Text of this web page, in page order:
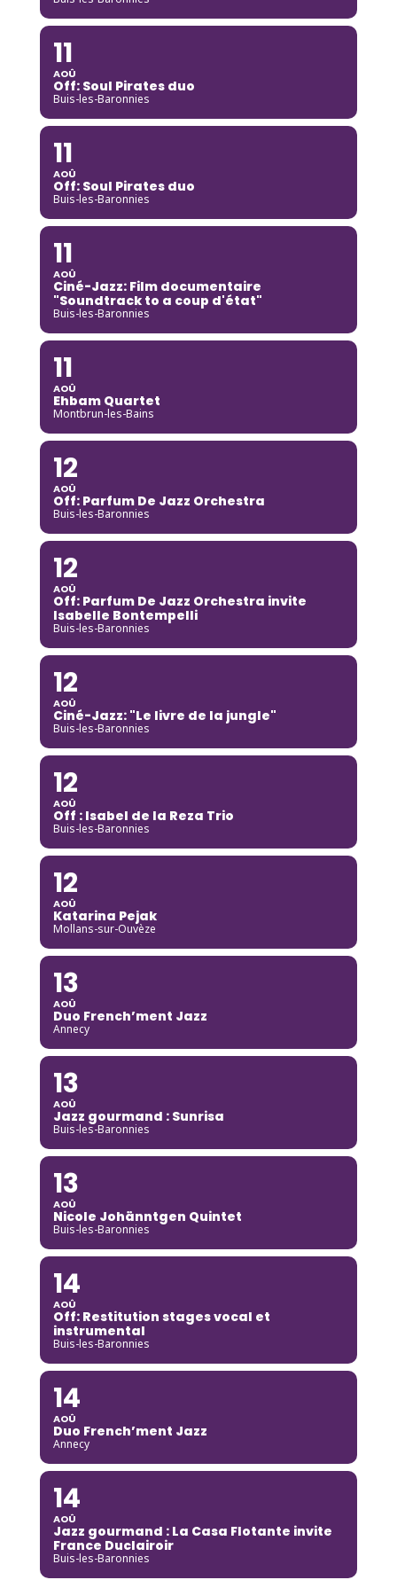
11
AOÛ
Off: Soul Pirates duo
Buis-les-Baronnies
11
AOÛ
Off: Soul Pirates duo
Buis-les-Baronnies
11
AOÛ
Ciné-Jazz: Film documentaire
"Soundtrack to a coup d'état"
Buis-les-Baronnies
11
AOÛ
Ehbam Quartet
Montbrun-les-Bains
12
AOÛ
Off: Parfum De Jazz Orchestra
Buis-les-Baronnies
12
AOÛ
Off: Parfum De Jazz Orchestra invite
Isabelle Bontempelli
Buis-les-Baronnies
12
AOÛ
Ciné-Jazz: "Le livre de la jungle"
Buis-les-Baronnies
12
AOÛ
Off : Isabel de la Reza Trio
Buis-les-Baronnies
12
AOÛ
Katarina Pejak
Mollans-sur-Ouvèze
13
AOÛ
Duo French’ment Jazz
Annecy
13
AOÛ
Jazz gourmand : Sunrisa
Buis-les-Baronnies
13
AOÛ
Nicole Johänntgen Quintet
Buis-les-Baronnies
14
AOÛ
Off: Restitution stages vocal et
instrumental
Buis-les-Baronnies
14
AOÛ
Duo French’ment Jazz
Annecy
14
AOÛ
Jazz gourmand : La Casa Flotante invite
France Duclairoir
Buis-les-Baronnies